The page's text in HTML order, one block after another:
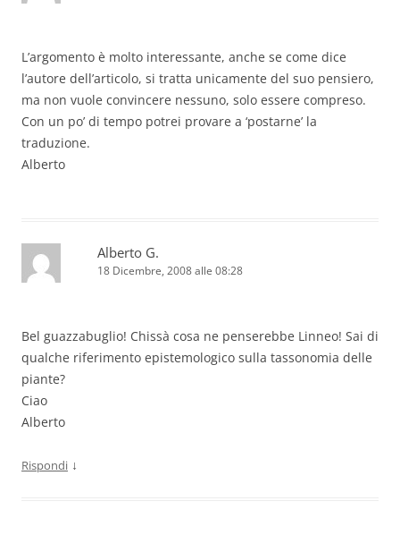
L’argomento è molto interessante, anche se come dice
l’autore dell’articolo, si tratta unicamente del suo pensiero,
ma non vuole convincere nessuno, solo essere compreso.
Con un po’ di tempo potrei provare a ‘postarne’ la
traduzione.
Alberto
Alberto G.
18 Dicembre, 2008 alle 08:28
Bel guazzabuglio! Chissà cosa ne penserebbe Linneo! Sai di
qualche riferimento epistemologico sulla tassonomia delle
piante?
Ciao
Alberto
Rispondi ↓